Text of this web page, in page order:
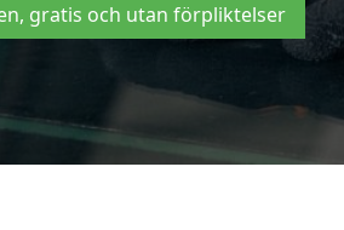
gratis och utan förpliktelser